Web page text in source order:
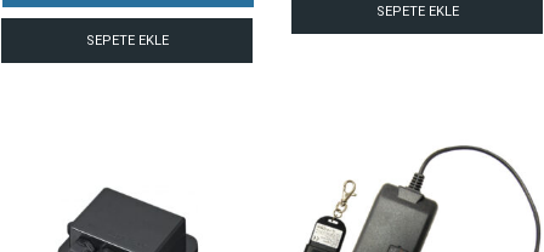
SEPETE EKLE
SEPETE EKLE